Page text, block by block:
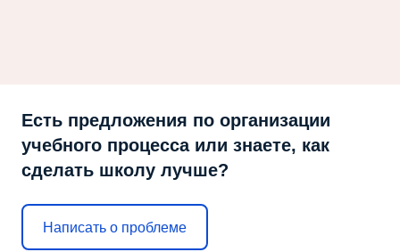
Есть предложения по организации
учебного процесса или знаете, как
сделать школу лучше?
Написать о проблеме